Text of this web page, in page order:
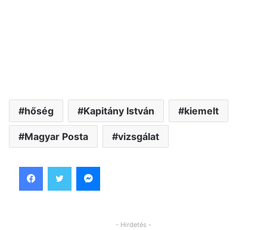
hőség Kapitány István kiemelt
Magyar Posta vizsgálat
- Hirdetés -